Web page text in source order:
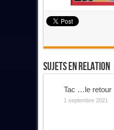
Sujets En Relation
Tac …le retour
1 septembre 2021